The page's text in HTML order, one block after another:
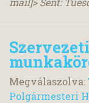
Megválaszolva:
Polgármesteri